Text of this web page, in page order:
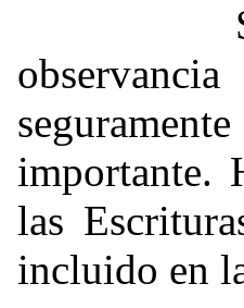
Si Dios
importante.
las
incluido en